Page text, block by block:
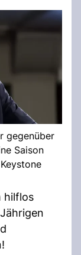
gegenüber
Saison
hilflos